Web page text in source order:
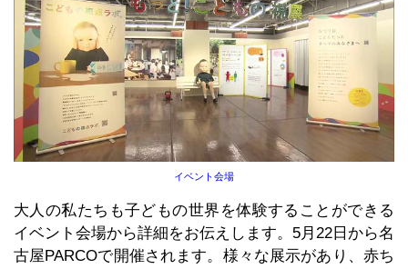
イベント会場
大人の私たちも子どもの世界を体験することができる
イベント会場から詳細をお伝えします。5月22日から名
古屋PARCOで開催されます。様々な展示があり、赤ち